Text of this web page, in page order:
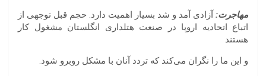
مهاجرت: آزادی آمد و شد بسیار اهمیت دارد. حجم قبل توجهی از
اتباع اتحادیه اروپا در صنعت هتلداری انگلستان مشغول کار
هستند
و این ما را نگران می‌کند که تردد آنان با مشکل روبرو شود.